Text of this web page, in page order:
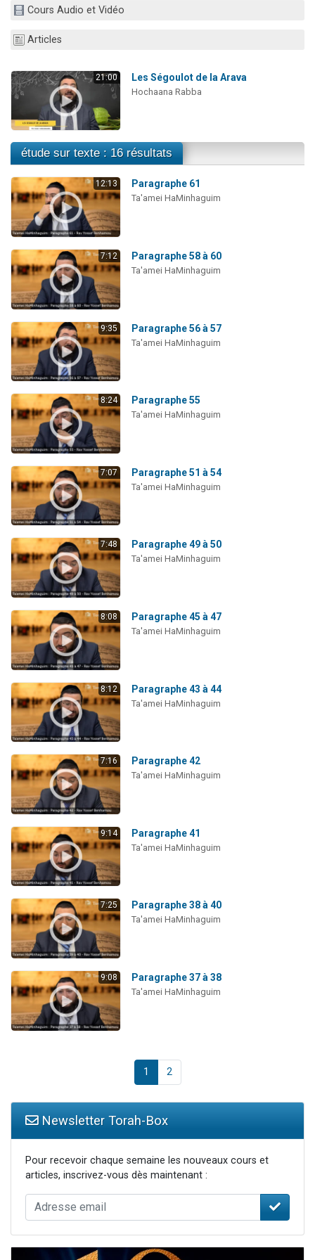
12 nouvelles musiques dans Torah-Box Music
Cours Audio et Vidéo
Articles
21:00 Les Ségoulot de la Arava
Hochaana Rabba
étude sur texte : 16 résultats
12:13 Paragraphe 61
Ta'amei HaMinhaguim
7:12 Paragraphe 58 à 60
Ta'amei HaMinhaguim
9:35 Paragraphe 56 à 57
Ta'amei HaMinhaguim
8:24 Paragraphe 55
Ta'amei HaMinhaguim
7:07 Paragraphe 51 à 54
Ta'amei HaMinhaguim
7:48 Paragraphe 49 à 50
Ta'amei HaMinhaguim
8:08 Paragraphe 45 à 47
Ta'amei HaMinhaguim
8:12 Paragraphe 43 à 44
Ta'amei HaMinhaguim
7:16 Paragraphe 42
Ta'amei HaMinhaguim
9:14 Paragraphe 41
Ta'amei HaMinhaguim
7:25 Paragraphe 38 à 40
Ta'amei HaMinhaguim
9:08 Paragraphe 37 à 38
Ta'amei HaMinhaguim
1 2
Newsletter Torah-Box
Pour recevoir chaque semaine les nouveaux cours et
articles, inscrivez-vous dès maintenant :